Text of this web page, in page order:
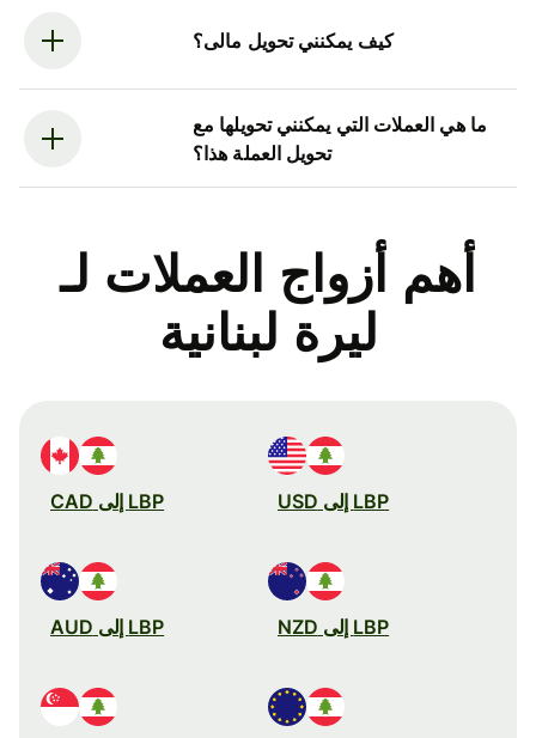
كيف يمكنني تحويل مالى؟
ما هي العملات التي يمكنني تحويلها مع
تحويل العملة هذا؟
أهم أزواج العملات لـ
ليرة لبنانية
LBP إلى USD LBP إلى CAD
LBP إلى NZD LBP إلى AUD